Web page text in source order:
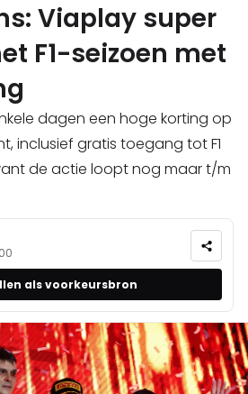
Viaplay super
F1-seizoen met
dagen een hoge korting op
inclusief gratis toegang tot F1
de actie loopt nog maar t/m
als voorkeursbron